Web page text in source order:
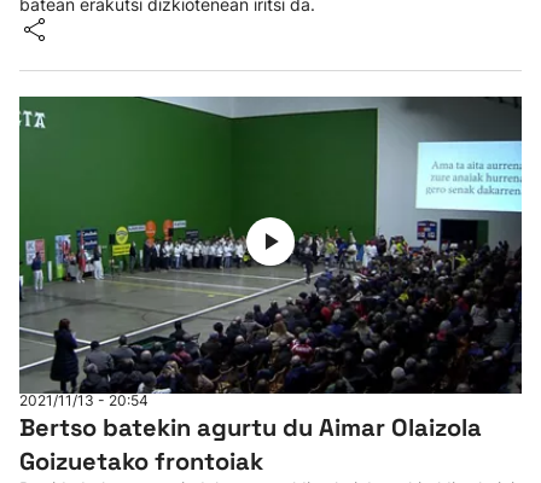
batean erakutsi dizkiotenean iritsi da.
2021/11/13 - 20:54
Bertso batekin agurtu du Aimar Olaizola
Goizuetako frontoiak